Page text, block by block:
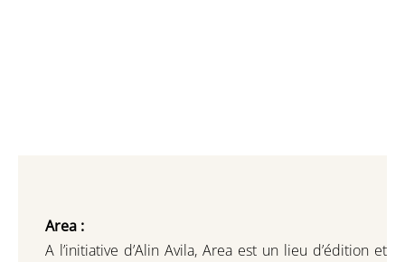
Area :
A l’initiative d’Alin Avila, Area est un lieu d’édition et